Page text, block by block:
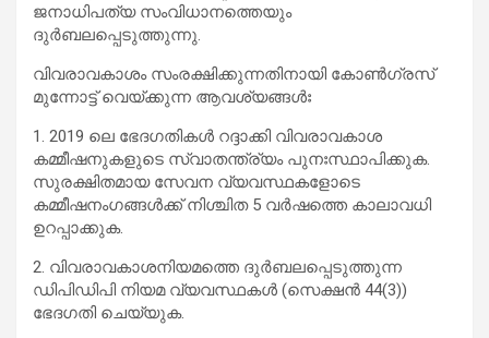
ജനാധിപത്യ സംവിധാനത്തെയും
ദുര്‍ബലപ്പെടുത്തുന്നു.
വിവരാവകാശം സംരക്ഷിക്കുന്നതിനായി കോണ്‍ഗ്രസ്
മുന്നോട്ട് വെയ്ക്കുന്ന ആവശ്യങ്ങള്‍ഃ
1. 2019 ലെ ഭേദഗതികള്‍ റദ്ദാക്കി വിവരാവകാശ
കമ്മീഷനുകളുടെ സ്വാതന്ത്ര്യം പുനഃസ്ഥാപിക്കുക.
സുരക്ഷിതമായ സേവന വ്യവസ്ഥകളോടെ
കമ്മീഷനംഗങ്ങള്‍ക്ക് നിശ്ചിത 5 വര്‍ഷത്തെ കാലാവധി
ഉറപ്പാക്കുക.
2. വിവരാവകാശനിയമത്തെ ദുര്‍ബലപ്പെടുത്തുന്ന
ഡിപിഡിപി നിയമ വ്യവസ്ഥകള്‍ (സെക്ഷന്‍ 44(3))
ഭേദഗതി ചെയ്യുക.